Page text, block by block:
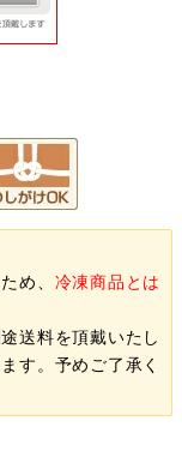
め、 冷凍商品とは
送料を頂戴いたし
す。予めご了承く